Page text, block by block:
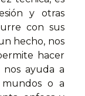
y otras
con sus
hecho, nos
hacer
ayuda a
o a